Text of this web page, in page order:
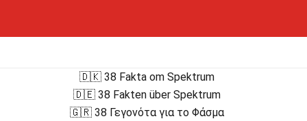
🇩🇰 38 Fakta om Spektrum
🇩🇪 38 Fakten über Spektrum
🇬🇷 38 Γεγονότα για το Φάσμα